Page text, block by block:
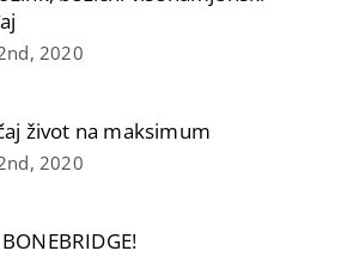
2020
život na maksimum
2020